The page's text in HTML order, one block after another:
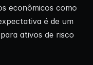
econômicos como
é de um
ativos de risco